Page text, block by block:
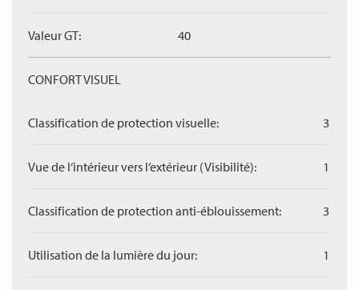
Valeur GT: 40
CONFORT VISUEL
Classification de protection visuelle: 3
Vue de l‘intérieur vers l‘extérieur (Visibilité): 1
Classification de protection anti-éblouissement: 3
Utilisation de la lumière du jour: 1